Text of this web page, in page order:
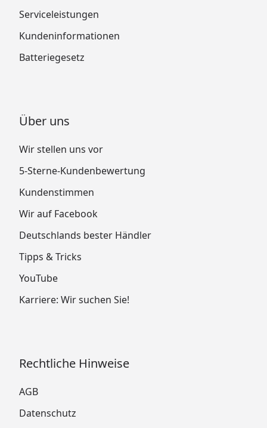
Serviceleistungen
Kundeninformationen
Batteriegesetz
Über uns
Wir stellen uns vor
5-Sterne-Kundenbewertung
Kundenstimmen
Wir auf Facebook
Deutschlands bester Händler
Tipps & Tricks
YouTube
Karriere: Wir suchen Sie!
Rechtliche Hinweise
AGB
Datenschutz